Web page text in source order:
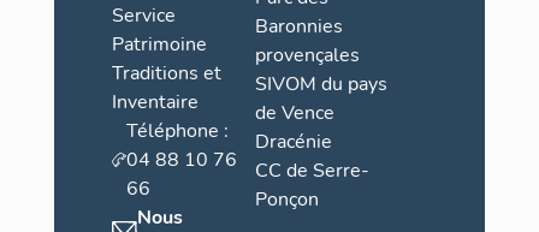
Service
Patrimoine
Traditions et
Inventaire
Téléphone :
04 88 10 76
66
Nous
Baronnies
provençales
SIVOM du pays
de Vence
Dracénie
CC de Serre-
Ponçon